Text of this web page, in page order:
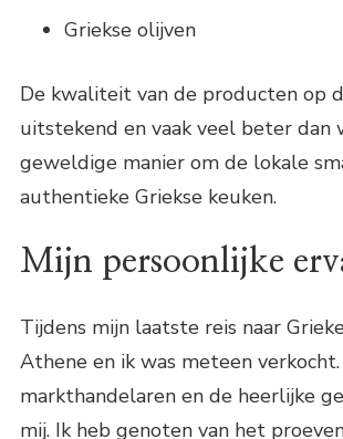
Griekse olijven
De kwaliteit van de producten op
uitstekend en vaak veel beter
geweldige manier om de lokale
authentieke Griekse keuken.
Mijn persoonlijke
Tijdens mijn laatste reis naar
Athene en ik was meteen
markthandelaren en de heerlijke
mij. Ik heb genoten van het